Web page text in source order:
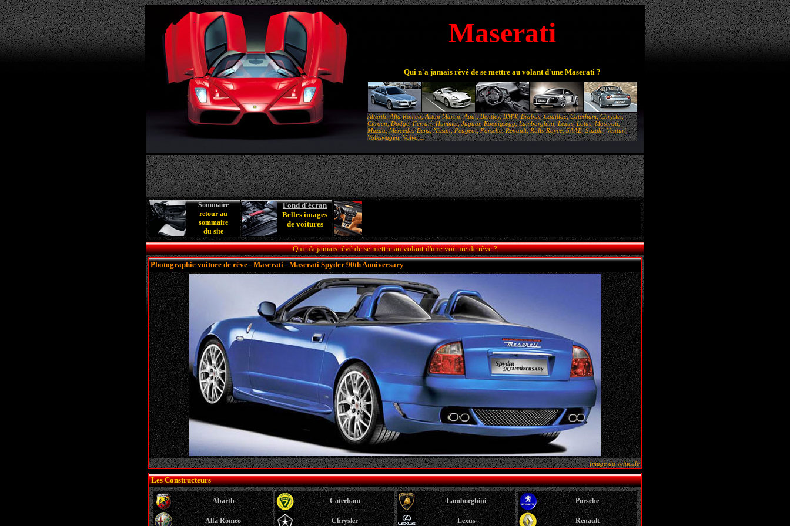
Maserati
Qui n'a jamais rêvé de se mettre au volant d'une Maserati ?
Abarth, Alfa Romeo, Aston Martin, Audi, Bentley, BMW, Brabus, Cadillac, Caterham, Chrysler,
Citroen, Dodge, Ferrari, Hummer, Jaguar, Koenigsegg, Lamborghini, Lexus, Lotus, Maserati,
Mazda, Mercedes-Benz, Nissan, Peugeot, Porsche, Renault, Rolls-Royce, SAAB, Suzuki, Venturi,
Volkswagen, Volvo,...
Sommaire
retour au
sommaire
du site
Fond d'écran
Belles images
de voitures
Qui n'a jamais rêvé de se mettre au volant d'une voiture de rêve ?
Photographie voiture de rêve - Maserati - Maserati Spyder 90th Anniversary
Image du véhicule
Les Constructeurs
Abarth
Alfa Romeo
Caterham
Chrysler
Lamborghini
Lexus
Porsche
Renault